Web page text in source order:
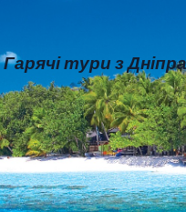
Гарячі тури з Дніпра